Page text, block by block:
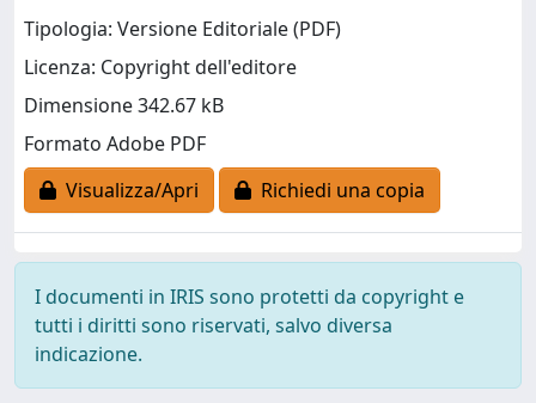
Tipologia: Versione Editoriale (PDF)
Licenza: Copyright dell'editore
Dimensione 342.67 kB
Formato Adobe PDF
Visualizza/Apri
Richiedi una copia
I documenti in IRIS sono protetti da copyright e
tutti i diritti sono riservati, salvo diversa
indicazione.